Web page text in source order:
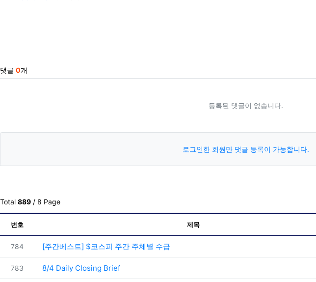
댓글 0개
등록된 댓글이 없습니다.
로그인한 회원만 댓글 등록이 가능합니다.
Total 889 / 8 Page
번호 제목
번호
784 [주간베스트] $코스피 주간 주체별 수급
번호
783 8/4 Daily Closing Brief